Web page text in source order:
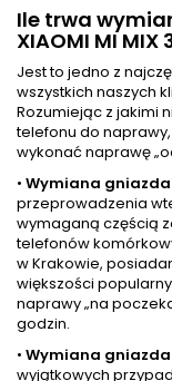
Ile trwa
XIAOMI MI MIX
Jest to jedno z
wszystkich naszych
Rozumiejąc z jakimi
telefonu do
wykonać naprawę
• Wymiana gniazda
przeprowadzenia
wymaganą częścią
telefonów
w Krakowie,
większości
naprawy „na
godzin.
• Wymiana gniazda
wyjątkowych